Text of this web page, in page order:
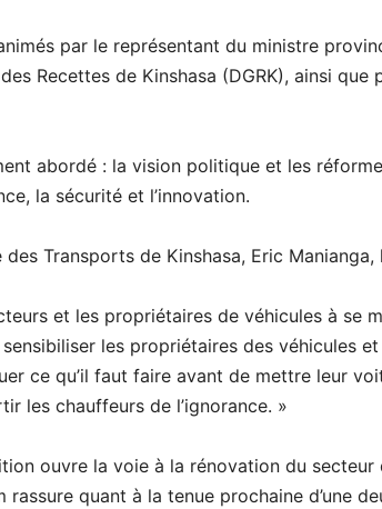
par le représentant du ministre
Recettes de Kinshasa (DGRK), ainsi que
abordé : la vision politique et les
la sécurité et l’innovation.
Transports de Kinshasa, Eric
et les propriétaires de véhicules à se
les propriétaires des véhicules
ce qu’il faut faire avant de mettre leur
les chauffeurs de l’ignorance. »
ouvre la voie à la rénovation du secteur
rassure quant à la tenue prochaine d’une